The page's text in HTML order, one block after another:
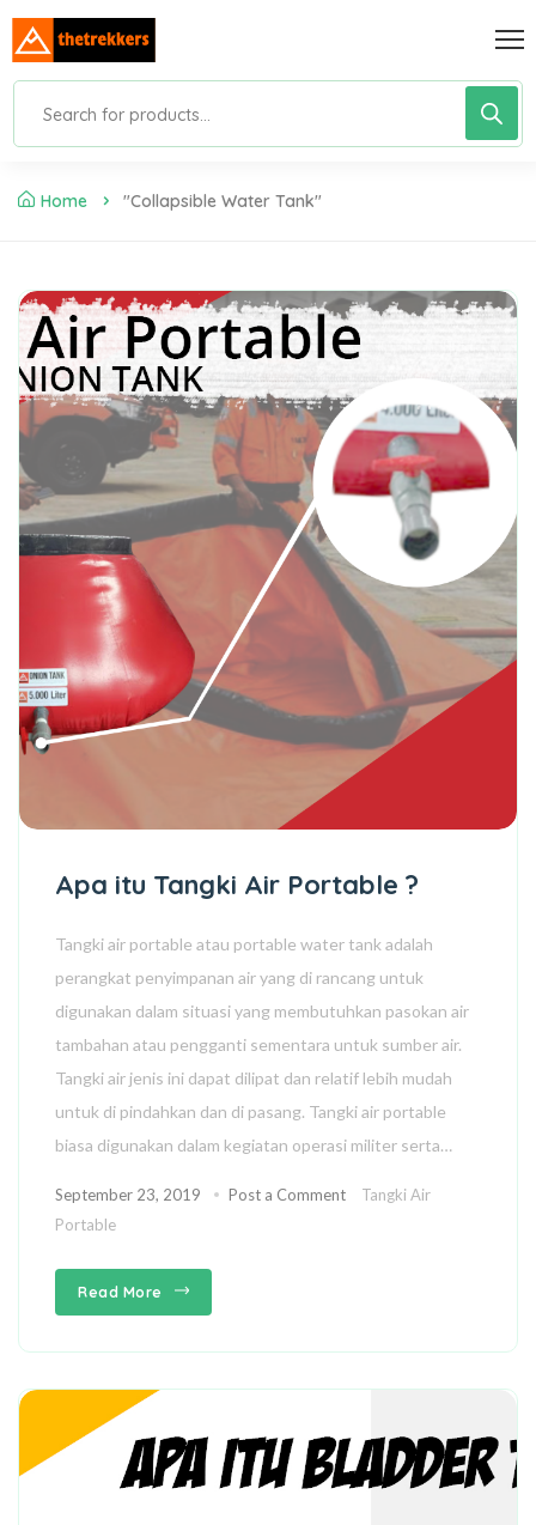
Home "collapsible Water Tank"
Apa itu Tangki Air Portable ?
Tangki air portable atau portable water tank adalah
perangkat penyimpanan air yang di rancang untuk
digunakan dalam situasi yang membutuhkan pasokan air
tambahan atau pengganti sementara untuk sumber air.
Tangki air jenis ini dapat dilipat dan relatif lebih mudah
untuk di pindahkan dan di pasang. Tangki air portable
biasa digunakan dalam kegiatan operasi militer serta…
September 23, 2019 Post a Comment
Tangki Air
Portable
Read More